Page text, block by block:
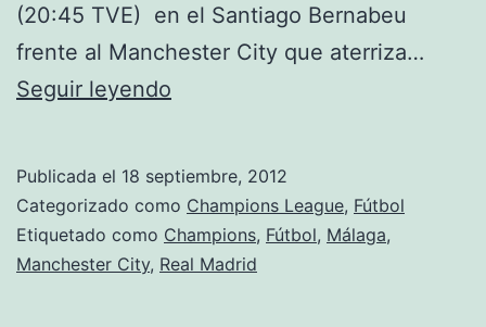
(20:45 TVE) en el Santiago Bernabeu
frente al Manchester City que aterriza…
Seguir leyendo
Publicada el 18 septiembre, 2012
Categorizado como Champions League, Fútbol
Etiquetado como Champions, Fútbol, Málaga,
Manchester City, Real Madrid